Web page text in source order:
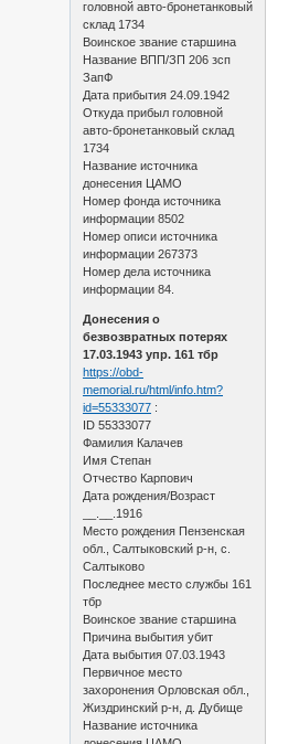
головной авто-бронетанковый
склад 1734
Воинское звание старшина
Название ВПП/ЗП 206 зсп
ЗапФ
Дата прибытия 24.09.1942
Откуда прибыл головной
авто-бронетанковый склад
1734
Название источника
донесения ЦАМО
Номер фонда источника
информации 8502
Номер описи источника
информации 267373
Номер дела источника
информации 84.
Донесения о
безвозвратных потерях
17.03.1943 упр. 161 тбр
https://obd-
memorial.ru/html/info.htm?
id=55333077 :
ID 55333077
Фамилия Калачев
Имя Степан
Отчество Карпович
Дата рождения/Возраст
__.__.1916
Место рождения Пензенская
обл., Салтыковский р-н, с.
Салтыково
Последнее место службы 161
тбр
Воинское звание старшина
Причина выбытия убит
Дата выбытия 07.03.1943
Первичное место
захоронения Орловская обл.,
Жиздринский р-н, д. Дубище
Название источника